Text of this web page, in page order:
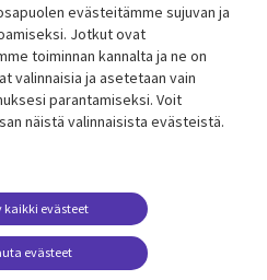
Lisätietoa
Legal
Tietosuoja
Käyttöehdot
Yhteystiedot
Evästeasetuksesi
evästeitämme sujuvan ja
Jotkut ovat
toiminnan kannalta ja ne on
valinnaisia ​​ja asetetaan vain
parantamiseksi. Voit
näistä valinnaisista evästeistä.
evästeet
kaikki evästeet